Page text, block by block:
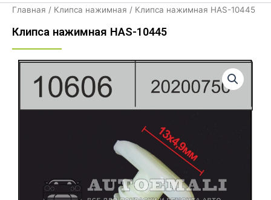
Главная / Клипса нажимная / Клипса нажимная HAS-10445
Клипса нажимная HAS-10445